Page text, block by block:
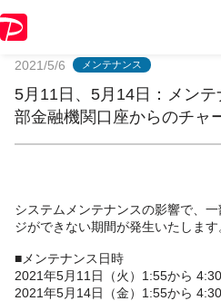
2021/5/6 メンテナンス
5月11日、5月14日：メン
部金融機関口座からのチャ
システムメンテナンスの影響で、
ジができない期間が発生いたします
■メンテナンス日時
2021年5月11日（火）1:55から
2021年5月14日（金）1:55から